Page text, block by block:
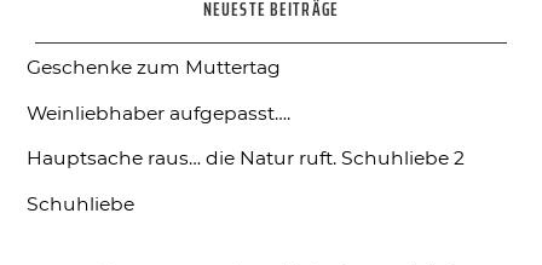
NEUESTE BEITRÄGE
Geschenke zum Muttertag
Weinliebhaber aufgepasst….
Hauptsache raus… die Natur ruft. Schuhliebe 2
Schuhliebe